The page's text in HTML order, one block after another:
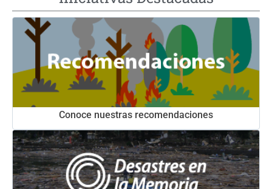
Conoce nuestras recomendaciones